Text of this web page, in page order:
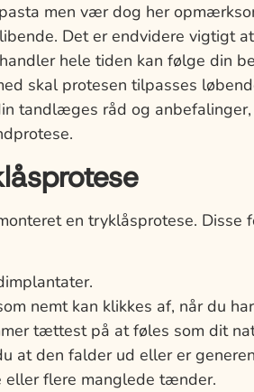
men vær dog her
Det er endvidere vigtigt
hele tiden kan følge din
skal protesen tilpasses
tandlæges råd og
en tryklåsprotese. Disse
nemt kan klikkes af, når du
tættest på at føles som dit
at den falder ud eller er
eller flere manglede tænder.